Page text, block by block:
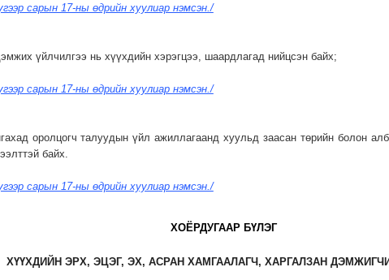
сарын 17-ны өдрийн хуулиар нэмсэн./
үйлчилгээ нь хүүхдийн хэрэгцээ, шаардлагад нийцсэн байх;
сарын 17-ны өдрийн хуулиар нэмсэн./
оролцогч талуудын үйл ажиллагаанд хуульд заасан төрийн болон
байх.
сарын 17-ны өдрийн хуулиар нэмсэн./
ХОЁРДУГААР БҮЛЭГ
ХҮҮХДИЙН ЭРХ, ЭЦЭГ, ЭХ, АСРАН ХАМГААЛАГЧ, ХАРГАЛЗАН